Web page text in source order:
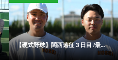
【硬式野球】関西遠征３日目 /最...